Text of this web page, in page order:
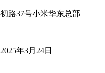
路37号小米华东总部
年3月24日